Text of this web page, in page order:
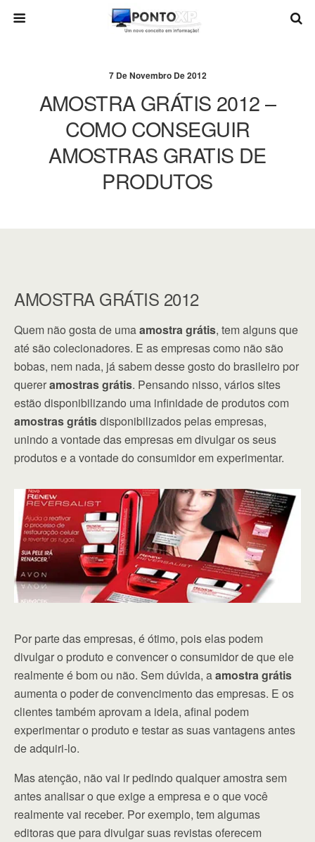
7 De Novembro De 2012
AMOSTRA GRÁTIS 2012 –
COMO CONSEGUIR
AMOSTRAS GRATIS DE
PRODUTOS
AMOSTRA GRÁTIS 2012
Quem não gosta de umaamostra grátis, tem alguns que
até são colecionadores. E as empresas como não são
bobas, nem nada, já sabem desse gosto do brasileiro por
quereramostras grátis. Pensando nisso, vários sites
estão disponibilizando uma infinidade de produtos com
amostras grátisdisponibilizados pelas empresas,
unindo a vontade das empresas em divulgar os seus
produtos e a vontade do consumidor em experimentar.
Por parte das empresas, é ótimo, pois elas podem
divulgar o produto e convencer o consumidor de que ele
realmente é bom ou não. Sem dúvida, aamostra grátis
aumenta o poder de convencimento das empresas. E os
clientes também aprovam a ideia, afinal podem
experimentar o produto e testar as suas vantagens antes
de adquiri-lo.
Mas atenção, não vai ir pedindo qualquer amostra sem
antes analisar o que exige a empresa e o que você
realmente vai receber. Por exemplo, tem algumas
editoras que para divulgar suas revistas oferecem